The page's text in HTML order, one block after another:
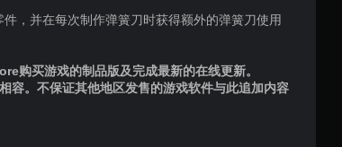
，并在每次制作弹簧刀时获得额外的弹簧刀使用
购买游戏的制品版及完成最新的在线更新。
容。不保证其他地区发售的游戏软件与此追加内容